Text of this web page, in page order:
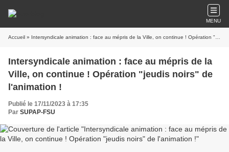
MENU
Accueil » Intersyndicale animation : face au mépris de la Ville, on continue ! Opération "jeudis noirs" de l'animation !
Intersyndicale animation : face au mépris de la
Ville, on continue ! Opération "jeudis noirs" de
l'animation !
Publié le 17/11/2023 à 17:35
Par SUPAP-FSU